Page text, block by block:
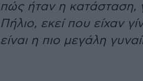
πώς ήταν η κατάσταση,
Πήλιο, εκεί που είχαν
είναι η πιο μεγάλη